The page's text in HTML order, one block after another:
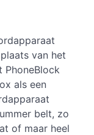
van het
als een
belt, zo
of maar heel